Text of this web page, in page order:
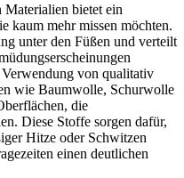
Materialien bietet ein
kaum mehr missen möchten.
unter den Füßen und verteilt
von qualitativ
wie Baumwolle, Schurwolle
die
Diese Stoffe sorgen dafür,
Hitze oder Schwitzen
einen deutlichen